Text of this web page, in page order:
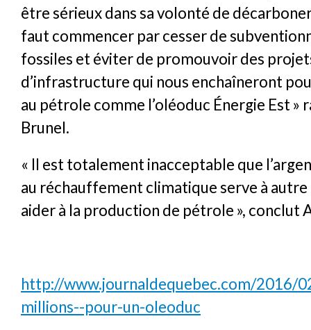
être sérieux dans sa volonté de
faut commencer par cesser de
fossiles et éviter de promouvoir des
d’infrastructure qui nous enchaîneront
au pétrole comme l’oléoduc Énergie Est »
Brunel.
« Il est totalement inacceptable que
au réchauffement climatique serve à autre
aider à la production de pétrole », conclut
http://www.journaldequebec.com/2016/
millions--pour-un-oleoduc